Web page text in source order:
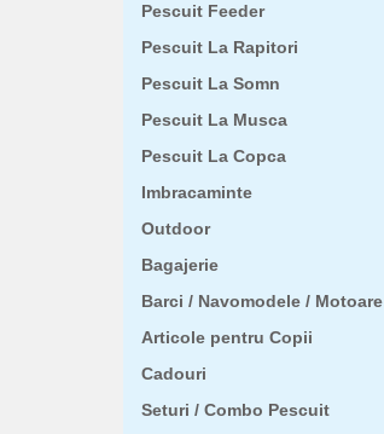
Pescuit Feeder
Pescuit La Rapitori
Pescuit La Somn
Pescuit La Musca
Pescuit La Copca
Imbracaminte
Outdoor
Bagajerie
Barci / Navomodele / Motoare
Articole pentru Copii
Cadouri
Seturi / Combo Pescuit